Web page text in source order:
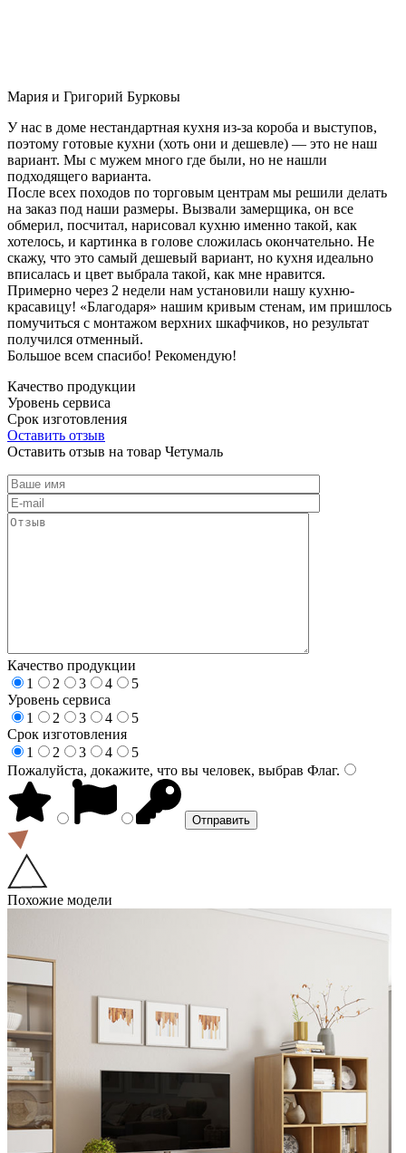
Мария и Григорий Бурковы
У нас в доме нестандартная кухня из-за короба и выступов,
поэтому готовые кухни (хоть они и дешевле) — это не наш
вариант. Мы с мужем много где были, но не нашли
подходящего варианта.
После всех походов по торговым центрам мы решили делать
на заказ под наши размеры. Вызвали замерщика, он все
обмерил, посчитал, нарисовал кухню именно такой, как
хотелось, и картинка в голове сложилась окончательно. Не
скажу, что это самый дешевый вариант, но кухня идеально
вписалась и цвет выбрала такой, как мне нравится.
Примерно через 2 недели нам установили нашу кухню-
красавицу! «Благодаря» нашим кривым стенам, им пришлось
помучиться с монтажом верхних шкафчиков, но результат
получился отменный.
Большое всем спасибо! Рекомендую!
Качество продукции
Уровень сервиса
Срок изготовления
Оставить отзыв
Оставить отзыв на товар Четумаль
Качество продукции
1
2 3 4
5
Уровень сервиса
1
2 3 4
5
Срок изготовления
1
2 3 4
5
Пожалуйста, докажите, что вы человек, выбрав Флаг.
Похожие модели